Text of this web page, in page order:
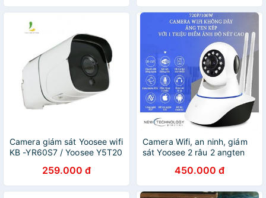
Camera giám sát Yoosee wifi
KB -YR60S7 / Yoosee Y5T20
120 - chống nước, chống bụi
259.000 đ
Camera Wifi, an ninh, giám
sát Yoosee 2 râu 2 angten
450.000 đ